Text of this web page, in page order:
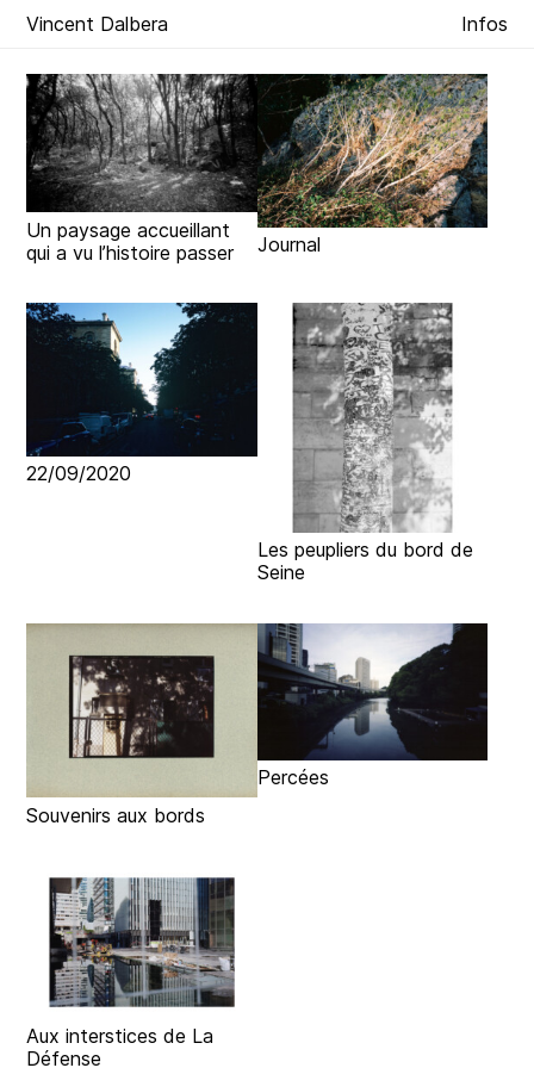
Infos
Vincent Dalbera
Un paysage accueillant
qui a vu l’histoire passer
Journal
22/09/2020
Les peupliers du bord de
Seine
Souvenirs aux bords
Percées
Aux interstices de La
Défense